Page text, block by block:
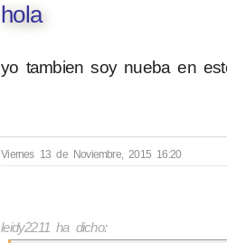
hola
yo tambien soy nueba en
Viernes 13 de Noviembre, 2015 16:20
leidy2211 ha dicho: